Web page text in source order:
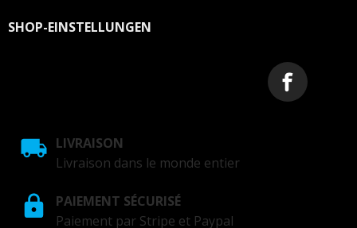
SHOP-EINSTELLUNGEN
LIVRAISON
Livraison dans le monde entier
PAIEMENT SÉCURISÉ
Paiement par Stripe et Paypal